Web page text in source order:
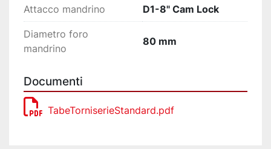
Attacco mandrino D1-8" Cam Lock
Diametro foro
mandrino
80 mm
Documenti
TabeTorniserieStandard.pdf